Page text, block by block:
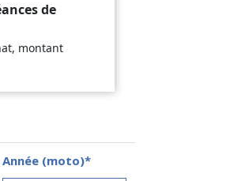
de
montant
Année (moto)*